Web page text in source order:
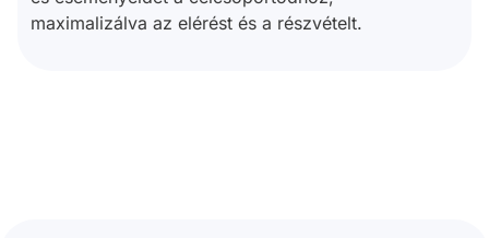
maximalizálva az elérést és a részvételt.